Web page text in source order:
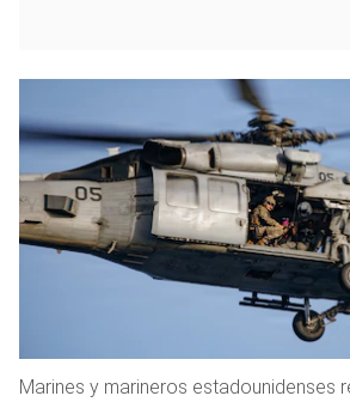
Marines y marineros estadounidenses